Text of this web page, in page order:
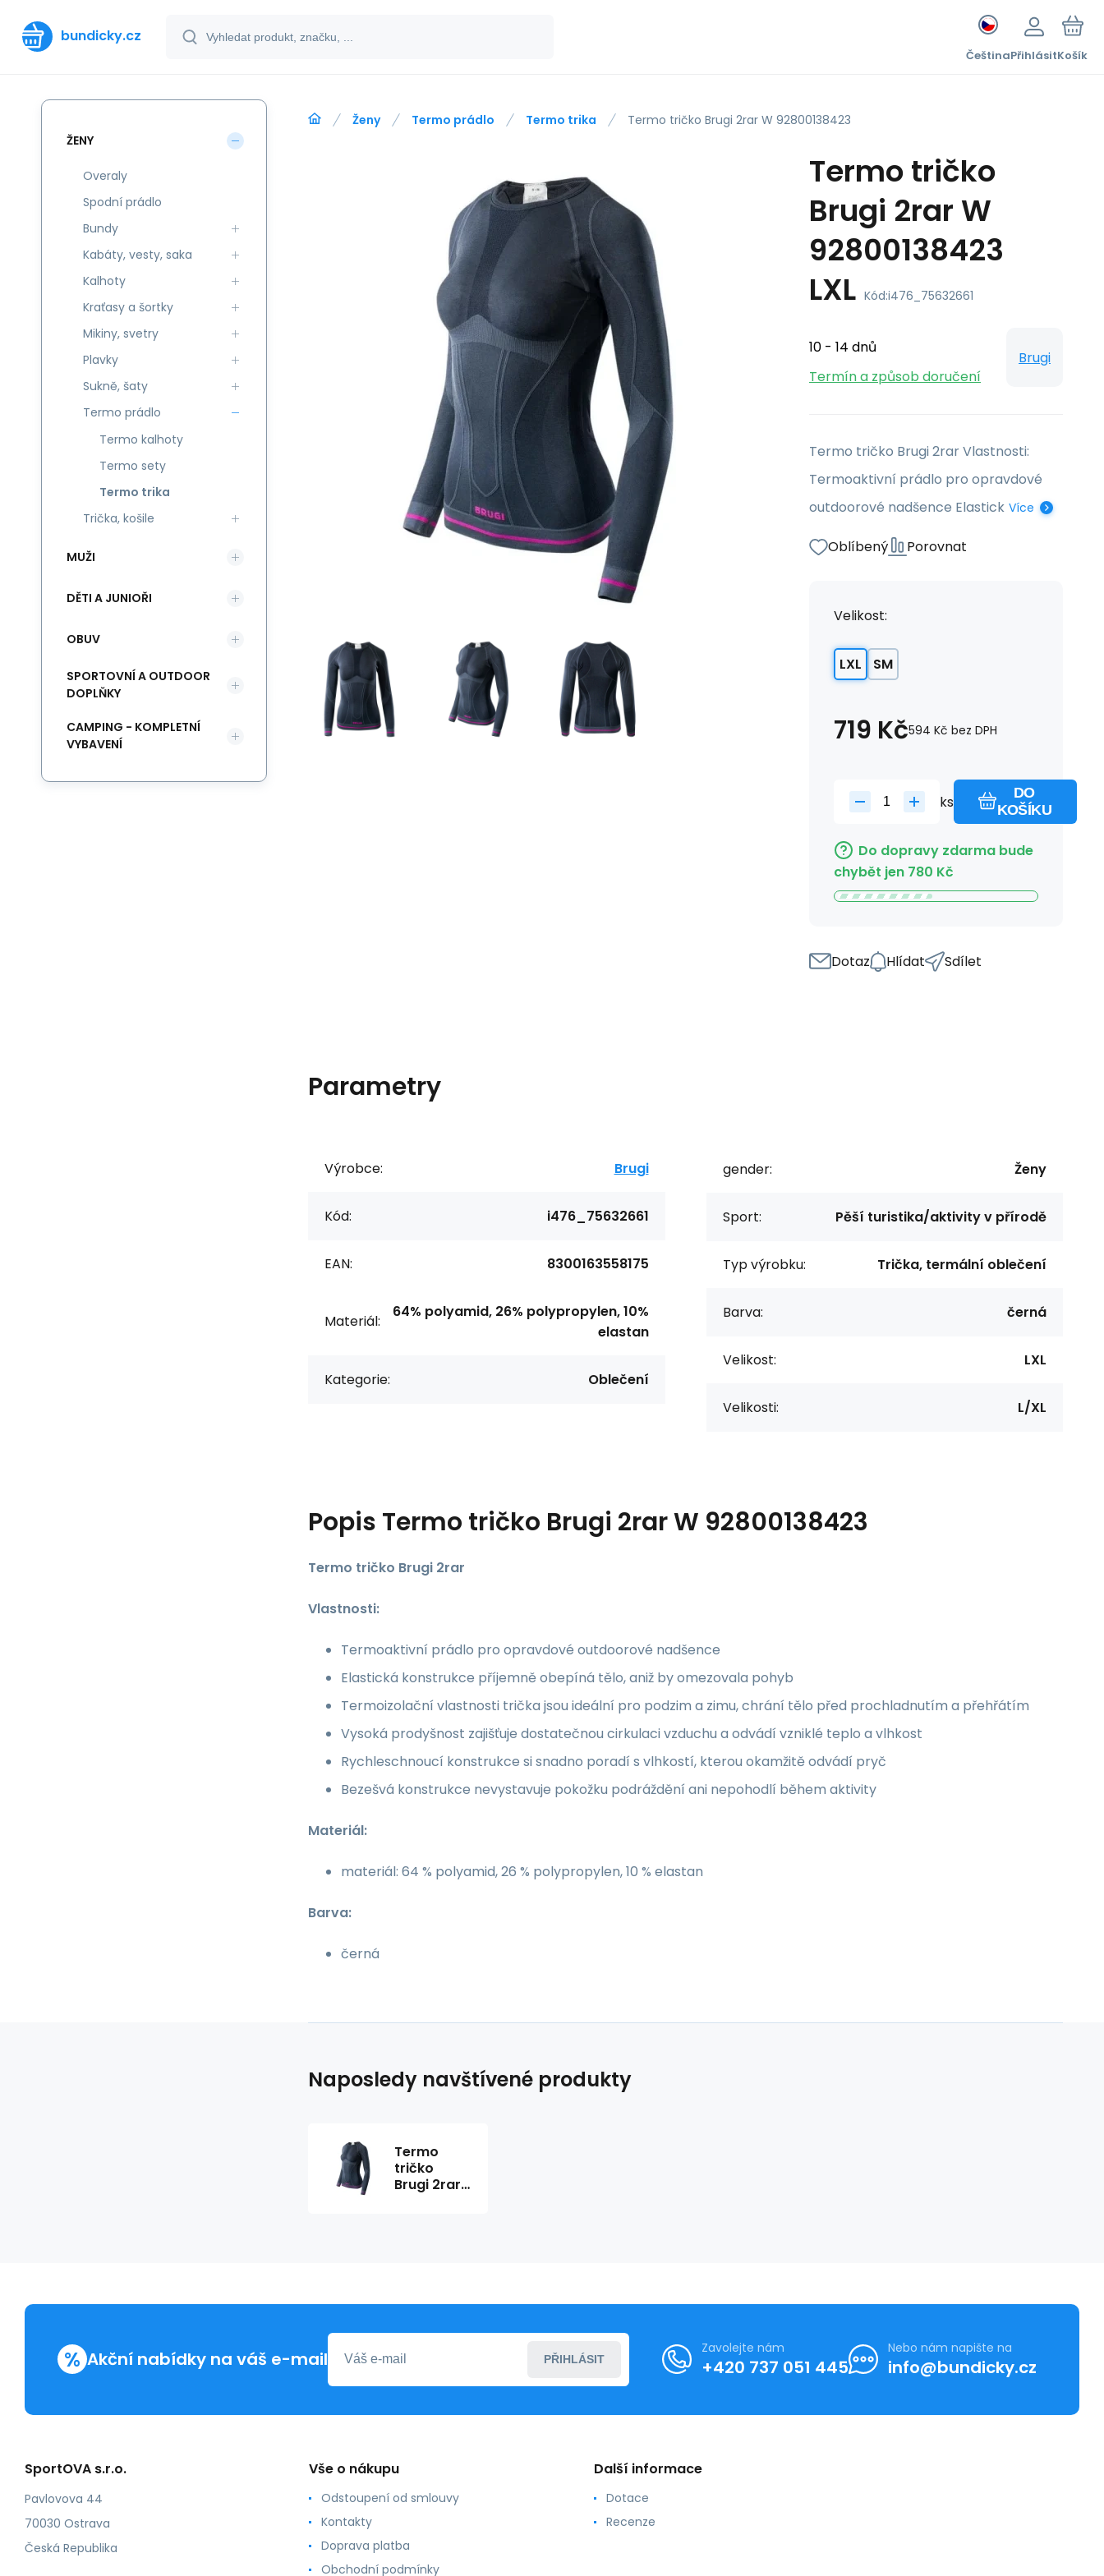
bundicky.cz
ČeštinaPřihlásitKošík
Ženy Termo prádlo Termo trika Termo tričko Brugi 2rar W 92800138423
Termo tričko
Brugi 2rar W
92800138423
LXL Kód:i476_75632661
10 - 14 dnů
Termín a způsob doručení
Brugi
Termo tričko Brugi 2rar Vlastnosti:
Termoaktivní prádlo pro opravdové
outdoorové nadšence Elastick Více
Oblíbený Porovnat
Velikost:
LXL SM
719 Kč594 Kč bez DPH
ks
DO
KOŠÍKU
Do dopravy zdarma bude
chybět jen 780 Kč
Dotaz Hlídat Sdílet
Parametry
Výrobce: Brugi
Kód: i476_75632661
EAN: 8300163558175
Materiál:
64% polyamid, 26% polypropylen, 10%
elastan
Kategorie: Oblečení
gender: Ženy
Sport: Pěší turistika/aktivity v přírodě
Typ výrobku: Trička, termální oblečení
Barva: černá
Velikost: LXL
Velikosti: L/XL
Popis Termo tričko Brugi 2rar W 92800138423
Termo tričko Brugi 2rar
Vlastnosti:
Termoaktivní prádlo pro opravdové outdoorové nadšence
Elastická konstrukce příjemně obepíná tělo, aniž by omezovala pohyb
Termoizolační vlastnosti trička jsou ideální pro podzim a zimu, chrání tělo před prochladnutím a přehřátím
Vysoká prodyšnost zajišťuje dostatečnou cirkulaci vzduchu a odvádí vzniklé teplo a vlhkost
Rychleschnoucí konstrukce si snadno poradí s vlhkostí, kterou okamžitě odvádí pryč
Bezešvá konstrukce nevystavuje pokožku podráždění ani nepohodlí během aktivity
Materiál:
materiál: 64 % polyamid, 26 % polypropylen, 10 % elastan
Barva:
černá
ŽENY
Overaly
Spodní prádlo
Bundy
Kabáty, vesty, saka
Kalhoty
Kraťasy a šortky
Mikiny, svetry
Plavky
Sukně, šaty
Termo prádlo
Termo kalhoty
Termo sety
Termo trika
Trička, košile
MUŽI
DĚTI A JUNIOŘI
OBUV
SPORTOVNÍ A OUTDOOR
DOPLŇKY
CAMPING - KOMPLETNÍ
VYBAVENÍ
Naposledy navštívené produkty
Termo
tričko
Brugi 2rar
% Akční nabídky na váš e-mail PŘIHLÁSIT
Zavolejte nám
+420 737 051 445
Nebo nám napište na
info@bundicky.cz
SportOVA s.r.o.
Pavlovova 44
70030 Ostrava
Česká Republika
Vše o nákupu
Odstoupení od smlouvy
Kontakty
Doprava platba
Obchodní podmínky
Další informace
Dotace
Recenze